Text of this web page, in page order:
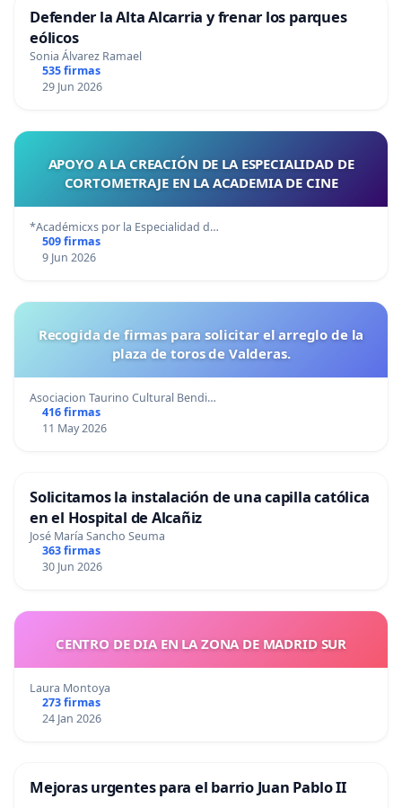
Defender la Alta Alcarria y frenar los parques
eólicos
Sonia Álvarez Ramael
535 firmas
29 Jun 2026
APOYO A LA CREACIÓN DE LA ESPECIALIDAD DE
CORTOMETRAJE EN LA ACADEMIA DE CINE
*Académicxs por la Especialidad d…
509 firmas
9 Jun 2026
Recogida de firmas para solicitar el arreglo de la
plaza de toros de Valderas.
Asociacion Taurino Cultural Bendi…
416 firmas
11 May 2026
Solicitamos la instalación de una capilla católica
en el Hospital de Alcañiz
José María Sancho Seuma
363 firmas
30 Jun 2026
CENTRO DE DIA EN LA ZONA DE MADRID SUR
Laura Montoya
273 firmas
24 Jan 2026
Mejoras urgentes para el barrio Juan Pablo II